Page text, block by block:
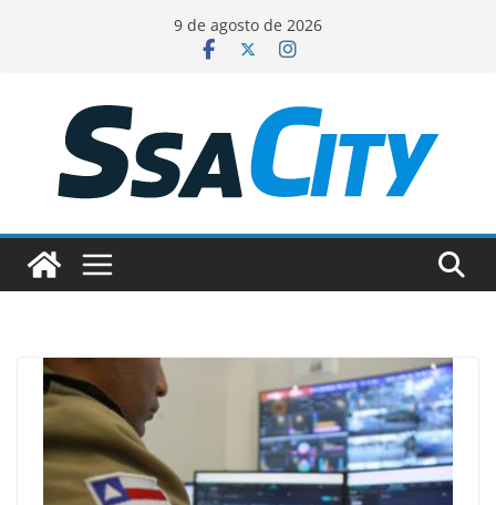
conteúdo
9 de agosto de 2026